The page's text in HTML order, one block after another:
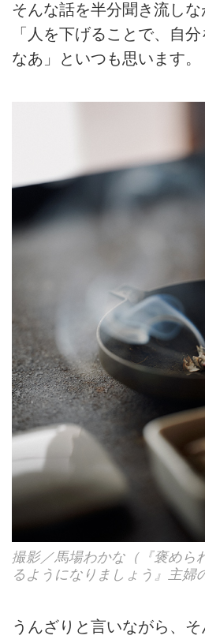
そんな話を半分聞き流し
「人を下げることで、自
なあ」といつも思います。
撮影／馬場わかな（『褒めら
るようになりましょう』主婦
うんざりと言いながら、